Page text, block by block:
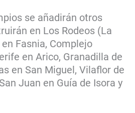
se añadirán otros
en Los Rodeos (La
Fasnia, Complejo
en Arico, Granadilla de
en San Miguel, Vilaflor de
Juan en Guía de Isora y